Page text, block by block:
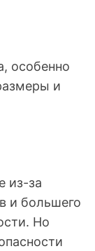
особенно
и
из-за
и большего
Но